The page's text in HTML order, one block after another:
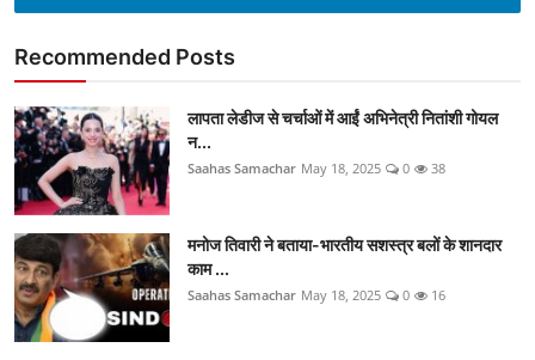
Recommended Posts
लापता लेडीज से चर्चाओं में आईं अभिनेत्री नितांशी गोयल
न...
Saahas Samachar May 18, 2025 0 38
मनोज तिवारी ने बताया-भारतीय सशस्त्र बलों के शानदार
काम ...
Saahas Samachar May 18, 2025 0 16